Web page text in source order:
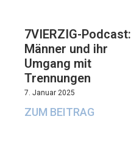
7VIERZIG-Podcast:
Männer und ihr
Umgang mit
Trennungen
7. Januar 2025
ZUM BEITRAG